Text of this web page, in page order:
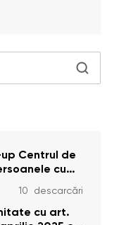
Centrul de
cu
(11 iunie
10 descarcări
cu art.